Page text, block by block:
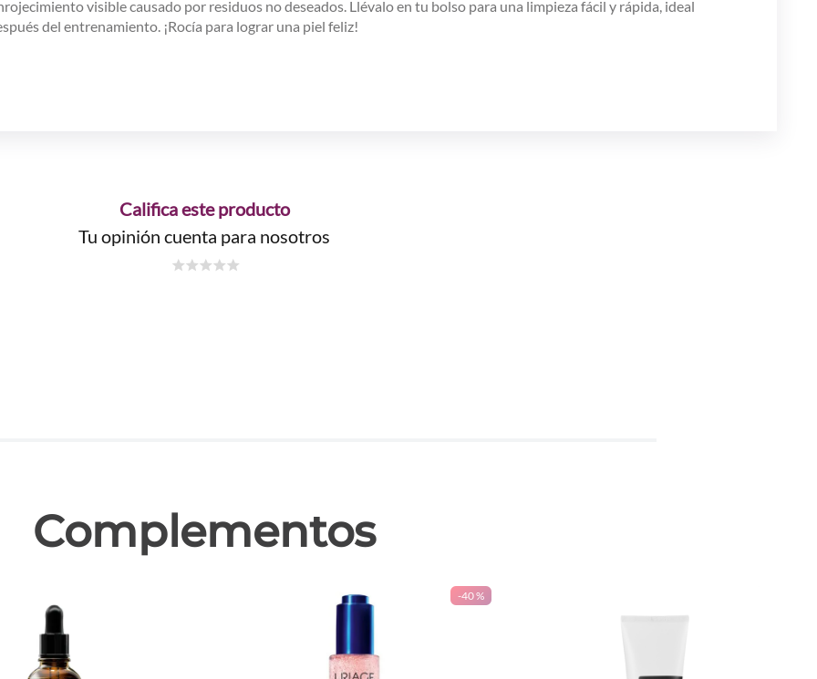
visible causado por residuos no deseados. Llévalo en tu bolso para una limpieza fácil y rápida, ideal
del entrenamiento. ¡Rocía para lograr una piel feliz!
Califica este producto
Tu opinión cuenta para nosotros
Complementos
-40 %